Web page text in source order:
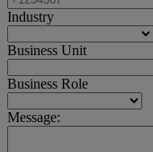
Industry
Business Unit
Business Role
Message: